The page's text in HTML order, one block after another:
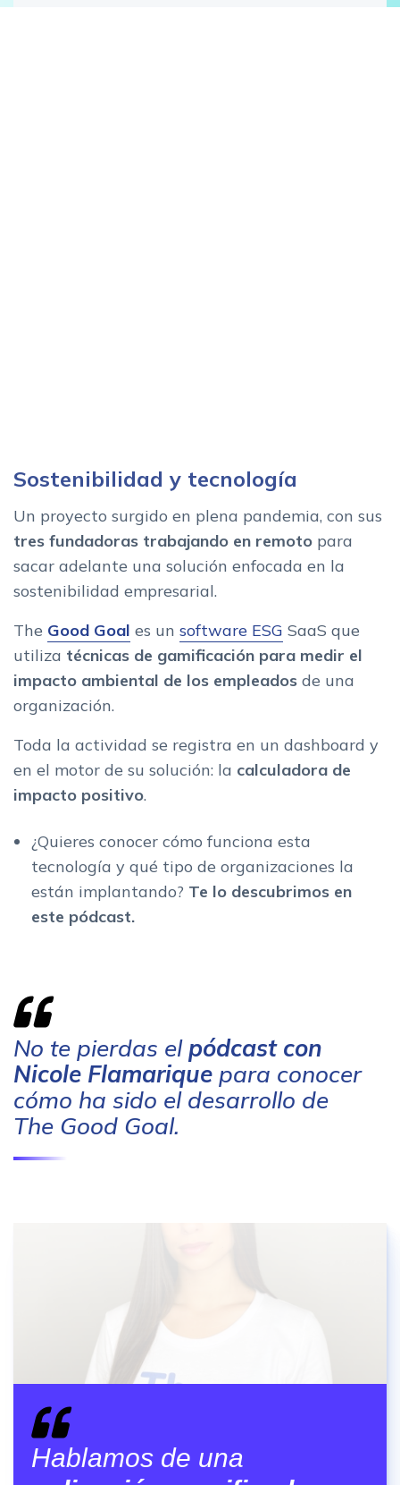
Sostenibilidad y tecnología
Un proyecto surgido en plena pandemia, con sus
tres fundadoras trabajando en remoto para
sacar adelante una solución enfocada en la
sostenibilidad empresarial.
The Good Goal es un software ESG SaaS que
utiliza técnicas de gamificación para medir el
impacto ambiental de los empleados de una
organización.
Toda la actividad se registra en un dashboard y
en el motor de su solución: la calculadora de
impacto positivo.
¿Quieres conocer cómo funciona esta
tecnología y qué tipo de organizaciones la
están implantando? Te lo descubrimos en
este pódcast.
No te pierdas elpódcast con
Nicole Flamarique para conocer
cómo ha sido el desarrollo de
The Good Goal.
Hablamos de una